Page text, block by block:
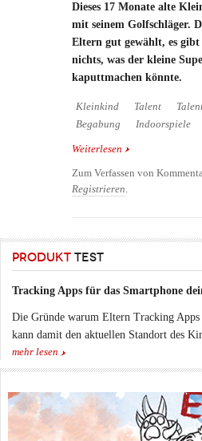
Dieses 17 Monate alte
mit seinem Golfschläger.
Eltern gut gewählt, es
nichts, was der kleine
kaputtmachen könnte.
Kleinkind Talent
Begabung
Indoorspiele
Weiterlesen über Indoor
Zum Verfassen von
Registrieren.
PRODUKT TEST
Tracking Apps für das Smartphone
Die Gründe warum Eltern Tracking
kann damit den aktuellen Standort des
mehr lesen